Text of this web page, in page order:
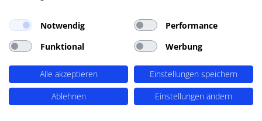
PERIMETRIK® hat eine besonders erfolgreiche SEO
abdeckt: Recherche und Konzeption, technische
Optimierung, redaktionellen Support und regelmäßiges
SEO Monitoring. Unsere SEO-Leistungen umfassen u.A.:
Notwendig
Performance
Funktional
Werbung
Alle akzeptieren
Einstellungen speichern
Ablehnen
Einstellungen ändern